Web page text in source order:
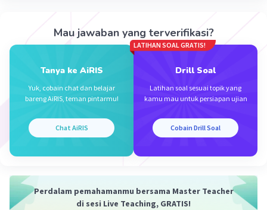
Mau jawaban yang terverifikasi?
Tanya ke AiRIS
Yuk, cobain chat dan belajar
bareng AiRIS, teman pintarmu!
Chat AiRIS
LATIHAN SOAL GRATIS!
Drill Soal
Latihan soal sesuai topik yang
kamu mau untuk persiapan ujian
Cobain Drill Soal
Perdalam pemahamanmu bersama Master Teacher
di sesi Live Teaching, GRATIS!